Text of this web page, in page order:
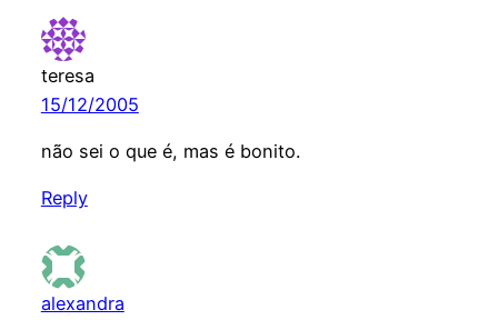
teresa
15/12/2005
não sei o que é, mas é bonito.
Reply
alexandra